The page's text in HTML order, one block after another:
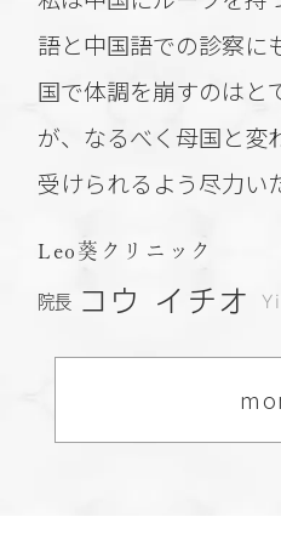
語と中国語での診察に
国で体調を崩すのはと
が、なるべく母国と変
受けられるよう尽力い
Leo葵クリニック
院長 コウ イチオ